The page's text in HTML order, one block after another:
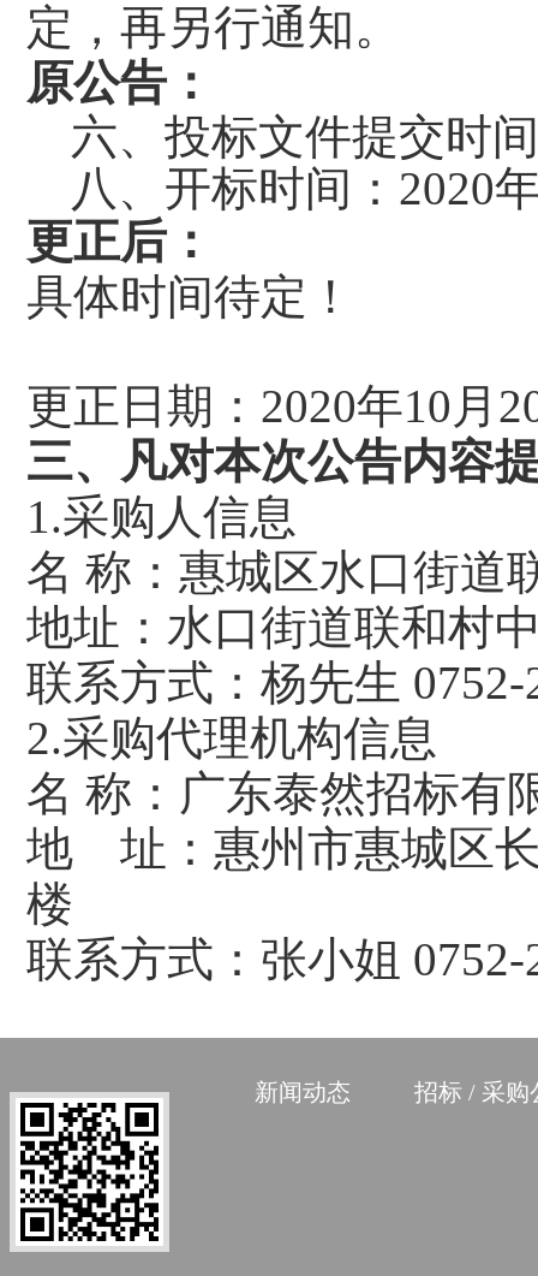
定，再另行通知。
原公告：
六、投标文件提交时
八、开标时间：2020
更正后：
具体时间待定！
更正日期：2020年10
三、 凡对本次公告内容
1.采购人信息
名 称：惠城区水口
地址：水口街道
联系方式：杨先
2.采购代理机构信息
名 称：广东
地 址：惠州市惠城区
联系方式：张
新闻动态 招标 / 采购